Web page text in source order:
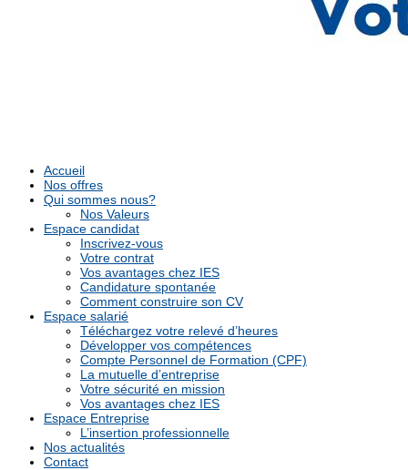
Accueil
Nos offres
Qui sommes nous?
Nos Valeurs
Espace candidat
Inscrivez-vous
Votre contrat
Vos avantages chez IES
Candidature spontanée
Comment construire son CV
Espace salarié
Téléchargez votre relevé d’heures
Développer vos compétences
Compte Personnel de Formation (CPF)
La mutuelle d’entreprise
Votre sécurité en mission
Vos avantages chez IES
Espace Entreprise
L’insertion professionnelle
Nos actualités
Contact